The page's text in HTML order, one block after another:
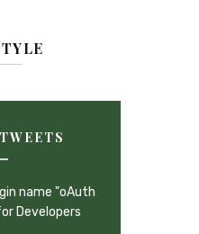
name "oAuth
Developers